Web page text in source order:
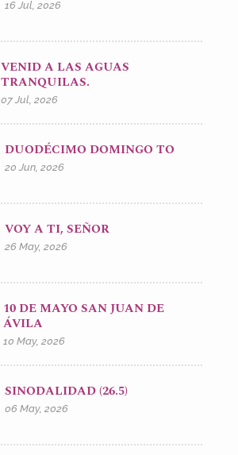
16 Jul, 2026
VENID A LAS AGUAS
TRANQUILAS.
07 Jul, 2026
DUODÉCIMO DOMINGO TO
20 Jun, 2026
VOY A TI, SEÑOR
26 May, 2026
10 DE MAYO SAN JUAN DE
ÁVILA
10 May, 2026
SINODALIDAD (26.5)
06 May, 2026